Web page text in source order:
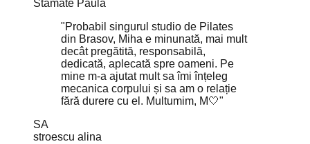
Stamate Paula
"Probabil singurul studio de Pilates
din Brasov, Miha e minunată, mai mult
decât pregătită, responsabilă,
dedicată, aplecată spre oameni. Pe
mine m-a ajutat mult sa îmi înțeleg
mecanica corpului și sa am o relație
fără durere cu el. Multumim, M🤍"
SA
stroescu alina